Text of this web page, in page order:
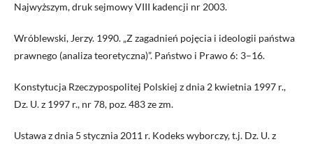
Najwyższym, druk sejmowy VIII kadencji nr 2003.
Wróblewski, Jerzy. 1990. „Z zagadnień pojęcia i ideologii państwa
prawnego (analiza teoretyczna)”. Państwo i Prawo 6: 3–16.
Konstytucja Rzeczypospolitej Polskiej z dnia 2 kwietnia 1997 r.,
Dz. U. z 1997 r., nr 78, poz. 483 ze zm.
Ustawa z dnia 5 stycznia 2011 r. Kodeks wyborczy, t.j. Dz. U. z